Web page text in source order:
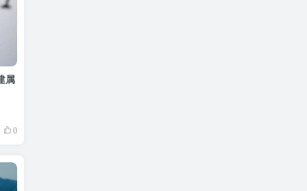
属
0